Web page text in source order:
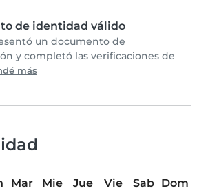
de identidad válido
un documento de
y completó las verificaciones de
más
Mar Mie Jue Vie Sab
Dom